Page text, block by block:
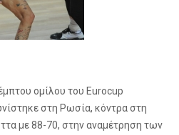
ομίλου του Eurocup
στη Ρωσία, κόντρα στη
με 88-70, στην αναμέτρηση των